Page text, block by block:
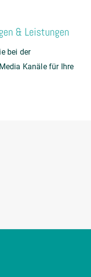
& Leistungen
bei der
Kanäle für Ihre